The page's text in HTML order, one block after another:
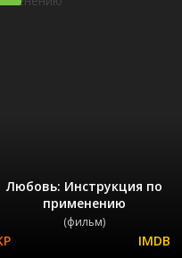
Любовь: Инструкция по
применению
(фильм)